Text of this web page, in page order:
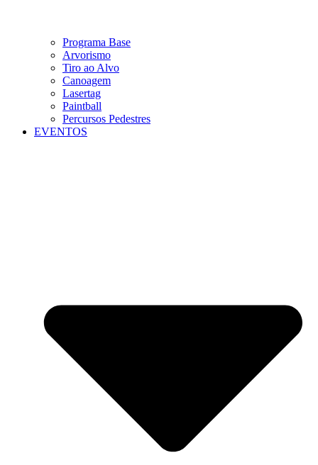
Programa Base
Arvorismo
Tiro ao Alvo
Canoagem
Lasertag
Paintball
Percursos Pedestres
EVENTOS